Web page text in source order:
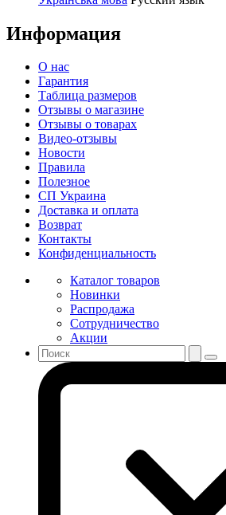
Информация
О нас
Гарантия
Таблица размеров
Отзывы о магазине
Отзывы о товарах
Видео-отзывы
Новости
Правила
Полезное
СП Украина
Доставка и оплата
Возврат
Контакты
Конфиденциальность
Каталог товаров
Новинки
Распродажа
Сотрудничество
Акции